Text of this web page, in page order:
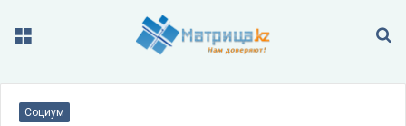
Меню
Социум